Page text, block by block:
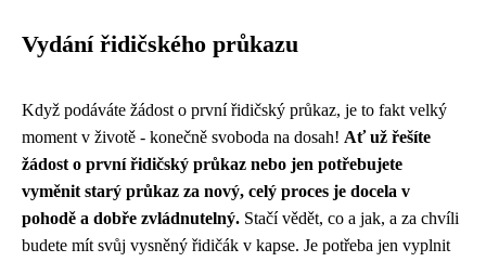
Vydání řidičského průkazu
Když podáváte žádost o první řidičský průkaz, je to fakt velký
moment v životě - konečně svoboda na dosah! Ať už řešíte
žádost o první řidičský průkaz nebo jen potřebujete
vyměnit starý průkaz za nový, celý proces je docela v
pohodě a dobře zvládnutelný. Stačí vědět, co a jak, a za chvíli
budete mít svůj vysněný řidičák v kapse. Je potřeba jen vyplnit